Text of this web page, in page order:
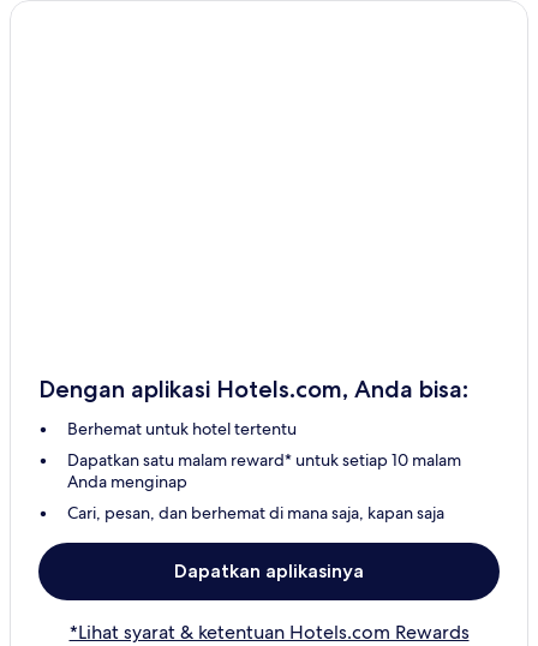
Dengan aplikasi Hotels.com, Anda bisa:
Berhemat untuk hotel tertentu
Dapatkan satu malam reward* untuk setiap 10 malam
Anda menginap
Cari, pesan, dan berhemat di mana saja, kapan saja
Dapatkan aplikasinya
*Lihat syarat & ketentuan Hotels.com Rewards